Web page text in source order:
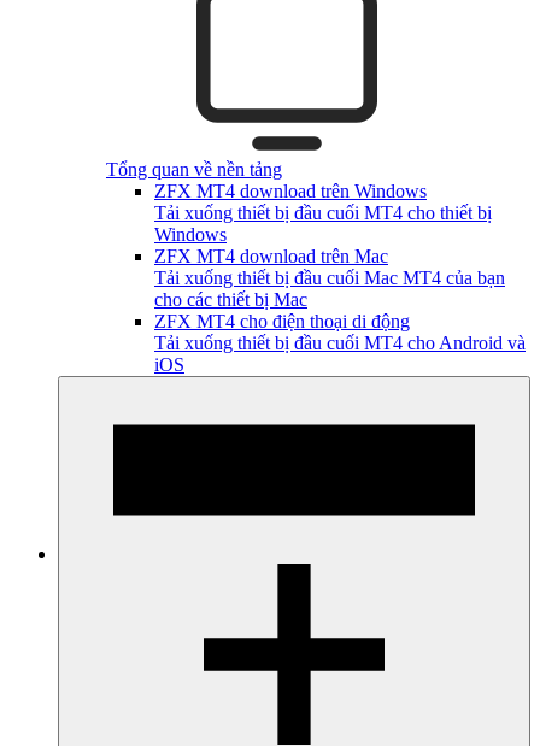
Tổng quan về nền tảng
ZFX MT4 download trên Windows
Tải xuống thiết bị đầu cuối MT4 cho thiết bị
Windows
ZFX MT4 download trên Mac
Tải xuống thiết bị đầu cuối Mac MT4 của bạn
cho các thiết bị Mac
ZFX MT4 cho điện thoại di động
Tải xuống thiết bị đầu cuối MT4 cho Android và
iOS